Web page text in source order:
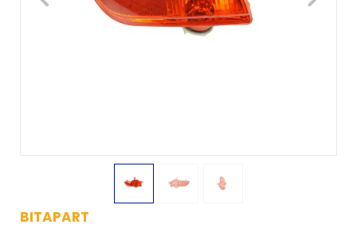
BITAPART